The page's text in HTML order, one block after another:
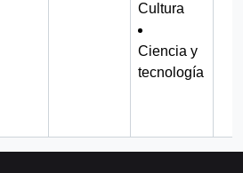
Cultura
Ciencia y
tecnología